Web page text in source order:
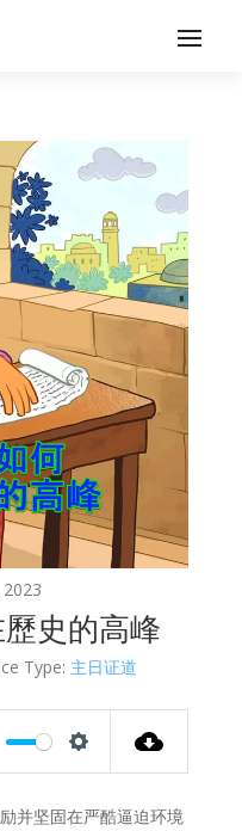
史的高峰
Type: 主日证道
并坚固在严酷逼迫环境